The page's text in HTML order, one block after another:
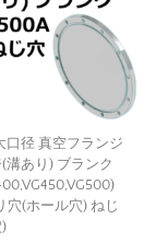
口径 真空フランジ
溝あり) ブランク
穴(ホール穴) ねじ